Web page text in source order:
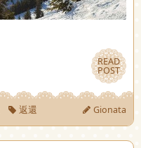
READ
POST
READ
POST
返還 Gionata